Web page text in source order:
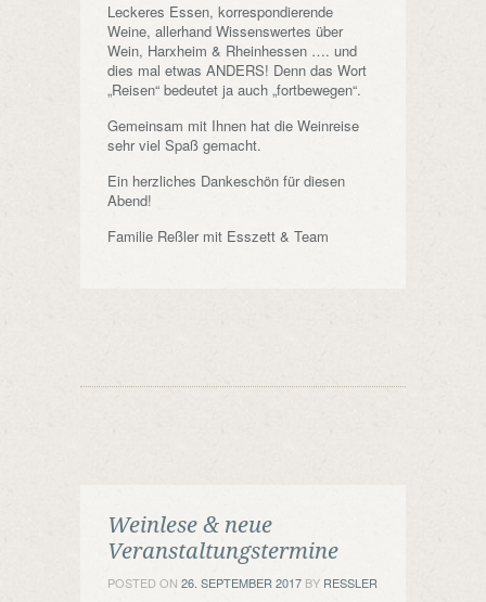
Leckeres Essen, korrespondierende
Weine, allerhand Wissenswertes über
Wein, Harxheim & Rheinhessen …. und
dies mal etwas ANDERS! Denn das Wort
„Reisen“ bedeutet ja auch „fortbewegen“.
Gemeinsam mit Ihnen hat die Weinreise
sehr viel Spaß gemacht.
Ein herzliches Dankeschön für diesen
Abend!
Familie Reßler mit Esszett & Team
Weinlese & neue
Veranstaltungstermine
POSTED ON 26. SEPTEMBER 2017 BY RESSLER